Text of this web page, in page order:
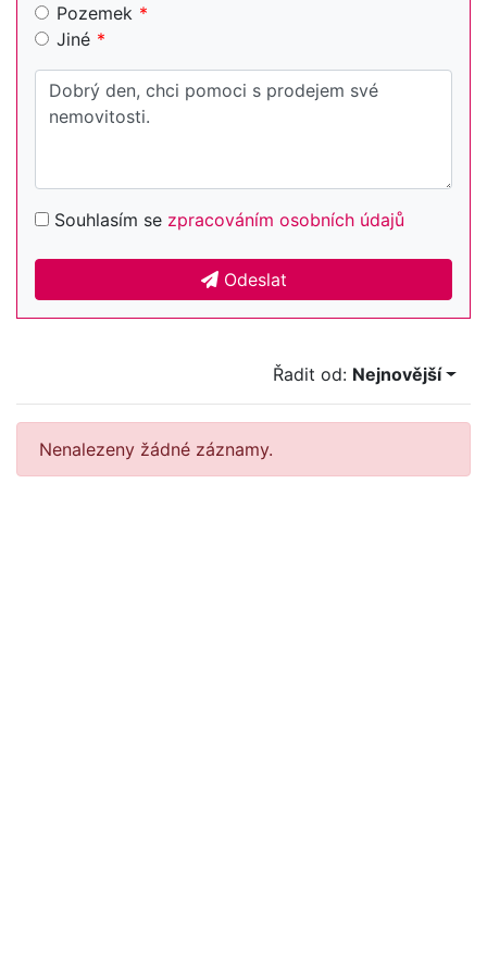
Pozemek
Jiné
Souhlasím se zpracováním osobních údajů
Odeslat
Řadit od: Nejnovější
Nenalezeny žádné záznamy.